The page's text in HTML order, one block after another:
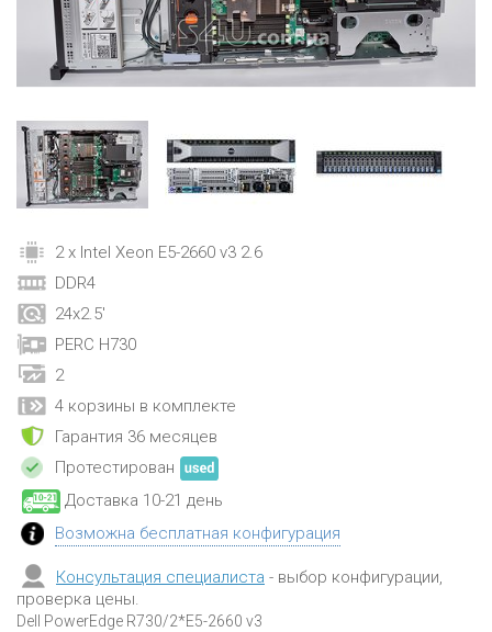
2 x Intel Xeon E5-2660 v3 2.6
DDR4
24x2.5'
PERC H730
2
4 корзины в комплекте
Гарантия 36 месяцев
Протестирован
Доставка 10-21 день
Возможна бесплатная конфигурация
Консультация специалиста - выбор конфигурации,
проверка цены.
Dell PowerEdge R730/2*E5-2660 v3